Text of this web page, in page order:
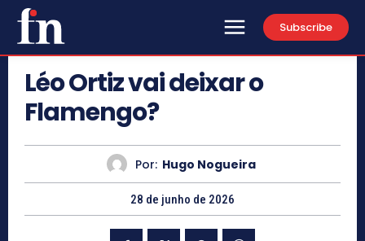
Subscribe
Léo Ortiz vai deixar o
Flamengo?
Por: Hugo Nogueira
28 de junho de 2026